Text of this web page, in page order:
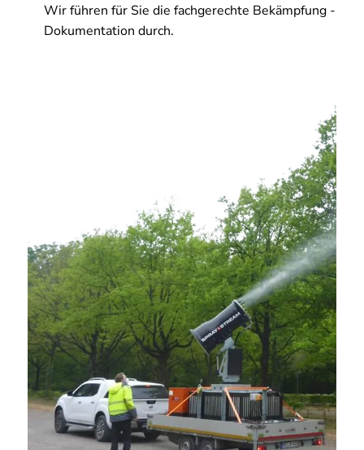
Wir führen für Sie die fachgerechte Bekämpfung -
Dokumentation durch.